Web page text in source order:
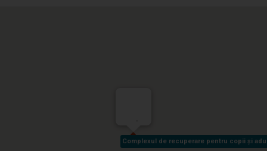
Complexul de recuperare pentru copii și
Complexul de recuperare pentru copii și
-